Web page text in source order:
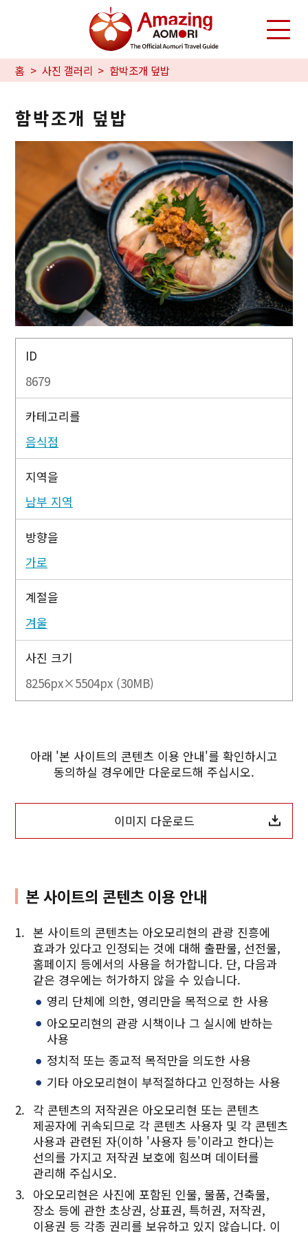
홈 사진 갤러리 함박조개 덮밥
함박조개 덮밥
ID
8679
카테고리를
음식점
지역을
남부 지역
방향을
가로
계절을
겨울
사진 크기
8256px×5504px (30MB)
아래 '본 사이트의 콘텐츠 이용 안내'를 확인하시고
동의하실 경우에만 다운로드해 주십시오.
이미지 다운로드
본 사이트의 콘텐츠 이용 안내
본 사이트의 콘텐츠는 아오모리현의 관광 진흥에
효과가 있다고 인정되는 것에 대해 출판물, 선전물,
홈페이지 등에서의 사용을 허가합니다. 단, 다음과
같은 경우에는 허가하지 않을 수 있습니다.
영리 단체에 의한, 영리만을 목적으로 한 사용
아오모리현의 관광 시책이나 그 실시에 반하는
사용
정치적 또는 종교적 목적만을 의도한 사용
기타 아오모리현이 부적절하다고 인정하는 사용
각 콘텐츠의 저작권은 아오모리현 또는 콘텐츠
제공자에 귀속되므로 각 콘텐츠 사용자 및 각 콘텐츠
사용과 관련된 자(이하 '사용자 등'이라고 한다)는
선의를 가지고 저작권 보호에 힘쓰며 데이터를
관리해 주십시오.
아오모리현은 사진에 포함된 인물, 물품, 건축물,
장소 등에 관한 초상권, 상표권, 특허권, 저작권,
이용권 등 각종 권리를 보유하고 있지 않습니다. 이
Twitter에 공유
Facebook에 공유
링크 복사